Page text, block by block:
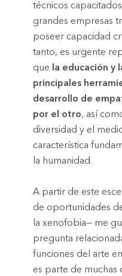
técnicos
grandes empresas
poseer capacidad
tanto, es urgente
que la educación y
principales
desarrollo de
por el otro, así
diversidad y el
característica
la humanidad.
A partir de este
de oportunidades
la xenofobia— me
pregunta
funciones del arte
es parte de muchas